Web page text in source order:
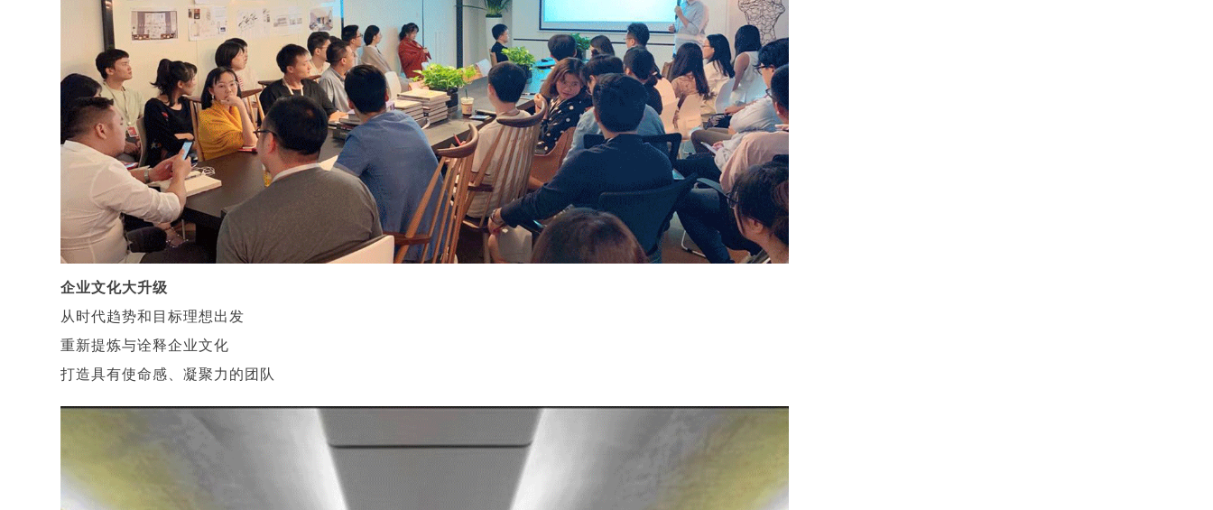
企业文化大升级
从时代趋势和目标理想出发
重新提炼与诠释企业文化
打造具有使命感、凝聚力的团队